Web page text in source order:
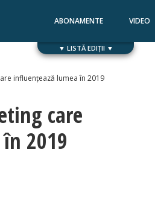
ABONAMENTE VIDEO
▼ LISTĂ EDIȚII ▼
influențează lumea în 2019
care
2019